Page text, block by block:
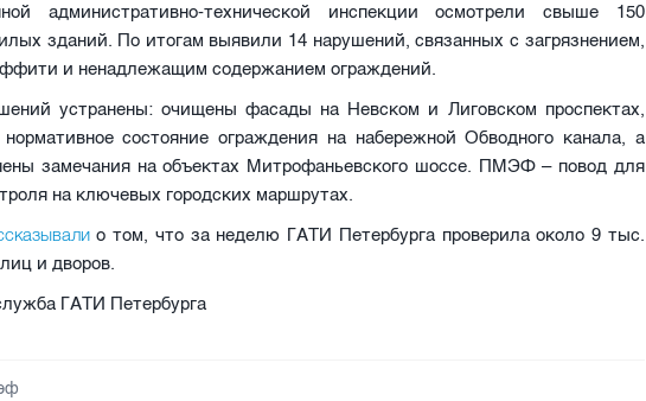
административно-технической инспекции осмотрели свыше 150
зданий. По итогам выявили 14 нарушений, связанных с загрязнением,
и ненадлежащим содержанием ограждений.
устранены: очищены фасады на Невском и Лиговском проспектах,
состояние ограждения на набережной Обводного канала, а
замечания на объектах Митрофаньевского шоссе. ПМЭФ – повод для
на ключевых городских маршрутах.
о том, что за неделю ГАТИ Петербурга проверила около 9 тыс.
и дворов.
ГАТИ Петербурга